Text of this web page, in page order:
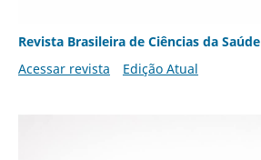
Revista Brasileira de Ciências da Saúde
Acessar revista
Edição Atual